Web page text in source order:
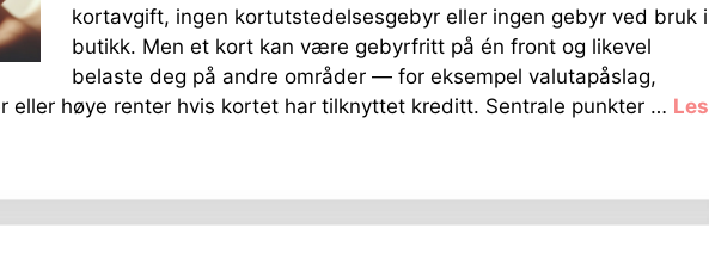
kortavgift, ingen kortutstedelsesgebyr eller ingen gebyr ved bruk i
butikk. Men et kort kan være gebyrfritt på én front og likevel
belaste deg på andre områder — for eksempel valutapåslag,
eller høye renter hvis kortet har tilknyttet kreditt. Sentrale punkter … Les